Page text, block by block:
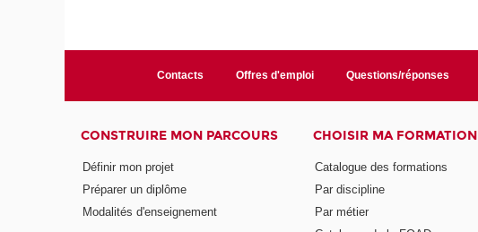
Contacts Offres d'emploi Questions/réponses
CONSTRUIRE MON PARCOURS
Définir mon projet
Préparer un diplôme
Modalités d'enseignement
CHOISIR MA FORMATION
Catalogue des formations
Par discipline
Par métier